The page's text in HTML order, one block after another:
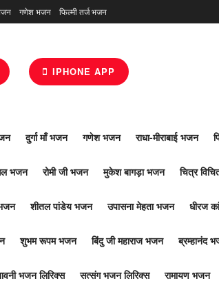
गणेश भजन फिल्मी तर्ज भजन
IPHONE APP
दुर्गा माँ भजन गणेश भजन राधा-मीराबाई भजन
भजन रोमी जी भजन मुकेश बागड़ा भजन चित्र
शीतल पांडेय भजन उपासना मेहता भजन धीरज
शुभम रूपम भजन बिंदु जी महाराज भजन ब्रम्हानंद
भजन लिरिक्स सत्संग भजन लिरिक्स रामायण भजन